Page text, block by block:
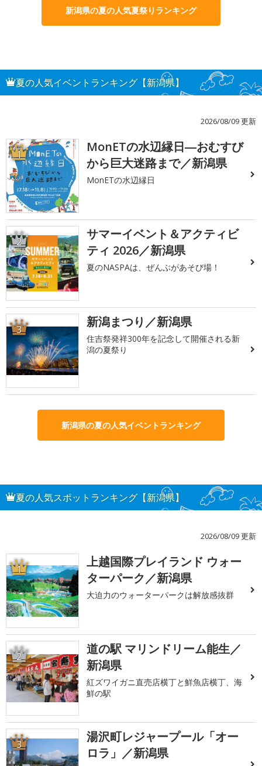
新潟県の夏の人気夏祭りランキング
夏の人気イベントランキング【新潟県】
2026/08/09 更新
1
MonETの水辺縁日―おむすび
から巨大迷路まで／新潟県
MonETの水辺縁日
2
サマーイベント＆アクティビ
ティ 2026／新潟県
夏のNASPAは、ぜんぶがあそび場！
3 新潟まつり／新潟県
住吉祭発祥300年を記念して開催される新
潟の夏祭り
新潟県の夏の人気イベントランキング
夏の人気スポットランキング【新潟県】
2026/08/09 更新
1
上越国際プレイランド ウォー
ターパーク／新潟県
大迫力のウォーターパークは解放感抜群
2
道の駅 マリンドリーム能生／
新潟県
紅ズワイガニ直売店横丁と鮮魚店横丁、海
鮮の駅
3
湯沢町レジャープール「オー
ロラ」／新潟県